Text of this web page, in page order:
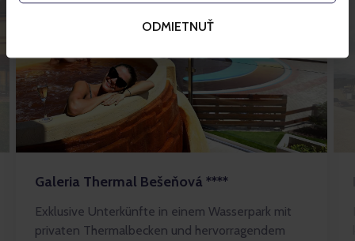
ODMIETNUŤ
Galeria Thermal Bešeňová ****
Exklusive Unterkünfte in einem Wasserpark mit
privaten Thermalbecken und hervorragendem